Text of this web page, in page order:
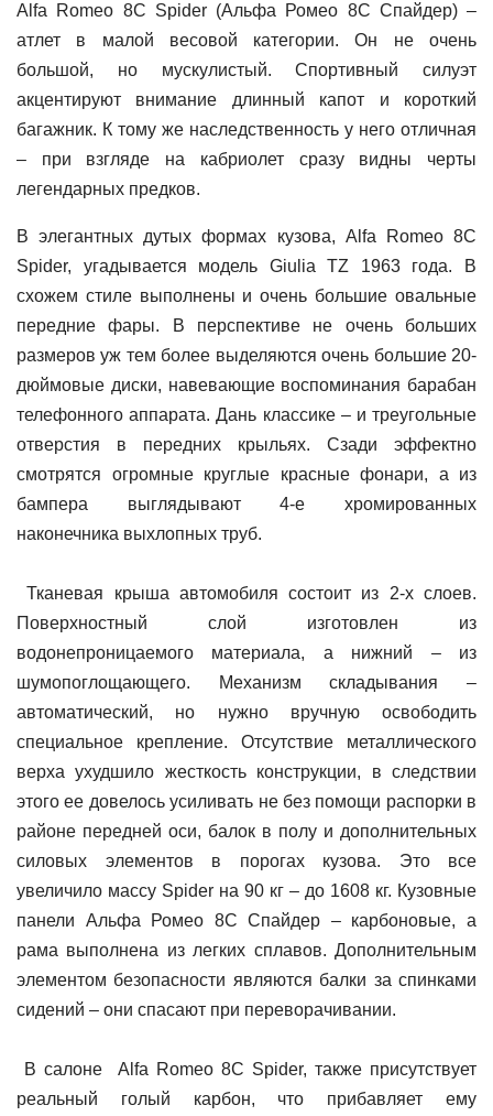
Alfa Romeo 8С Spider (Альфа Ромео 8С Cпайдер) –
атлет в малой весовой категории. Он не очень
большой, но мускулистый. Спортивный силуэт
акцентируют внимание длинный капот и короткий
багажник. К тому же наследственность у него отличная
– при взгляде на кабриолет сразу видны черты
легендарных предков.
В элегантных дутых формах кузова, Alfa Romeo 8С
Spider, угадывается модель Giulia TZ 1963 года. В
схожем стиле выполнены и очень большие овальные
передние фары. В перспективе не очень больших
размеров уж тем более выделяются очень большие 20-
дюймовые диски, навевающие воспоминания барабан
телефонного аппарата. Дань классике – и треугольные
отверстия в передних крыльях. Сзади эффектно
смотрятся огромные круглые красные фонари, а из
бампера выглядывают 4-е хромированных
наконечника выхлопных труб.
Тканевая крыша автомобиля состоит из 2-х слоев.
Поверхностный слой изготовлен из
водонепроницаемого материала, а нижний – из
шумопоглощающего. Механизм складывания –
автоматический, но нужно вручную освободить
специальное крепление. Отсутствие металлического
верха ухудшило жесткость конструкции, в следствии
этого ее довелось усиливать не без помощи распорки в
районе передней оси, балок в полу и дополнительных
силовых элементов в порогах кузова. Это все
увеличило массу Spider на 90 кг – до 1608 кг. Кузовные
панели Альфа Ромео 8С Cпайдер – карбоновые, а
рама выполнена из легких сплавов. Дополнительным
элементом безопасности являются балки за спинками
сидений – они спасают при переворачивании.
В салоне Alfa Romeo 8С Spider, также присутствует
реальный голый карбон, что прибавляет ему